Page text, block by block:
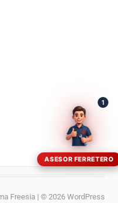
Freesia | © 2026 WordPress
ASESOR FERRETERO
1